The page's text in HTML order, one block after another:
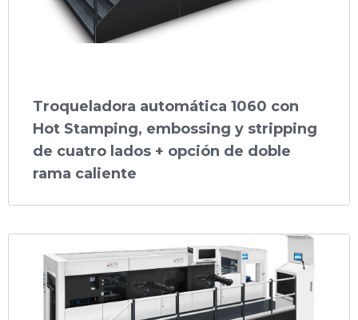
Troqueladora automática 1060 con
Hot Stamping, embossing y stripping
de cuatro lados + opción de doble
rama caliente